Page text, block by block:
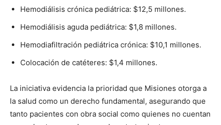
Hemodiálisis crónica pediátrica: $12,5 millones.
Hemodiálisis aguda pediátrica: $1,8 millones.
Hemodiafiltración pediátrica crónica: $10,1 millones.
Colocación de catéteres: $1,4 millones.
La iniciativa evidencia la prioridad que Misiones otorga a
la salud como un derecho fundamental, asegurando que
tanto pacientes con obra social como quienes no cuentan